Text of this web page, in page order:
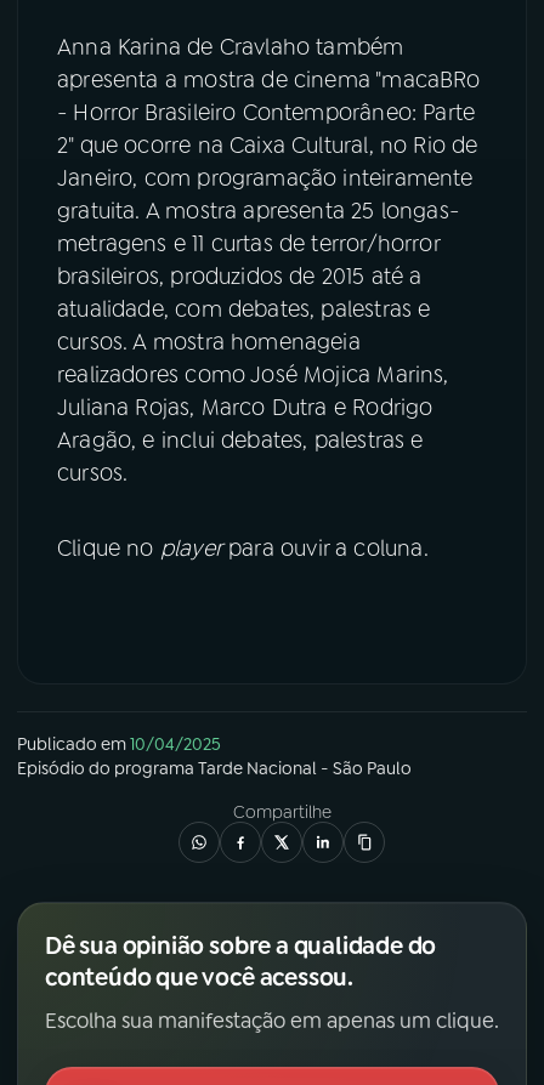
Anna Karina de Cravlaho também
apresenta a mostra de cinema "macaBRo
- Horror Brasileiro Contemporâneo: Parte
2" que ocorre na Caixa Cultural, no Rio de
Janeiro, com programação inteiramente
gratuita. A mostra apresenta 25 longas-
metragens e 11 curtas de terror/horror
brasileiros, produzidos de 2015 até a
atualidade, com debates, palestras e
cursos. A mostra homenageia
realizadores como José Mojica Marins,
Juliana Rojas, Marco Dutra e Rodrigo
Aragão, e inclui debates, palestras e
cursos.
Clique no playerpara ouvir a coluna.
Publicado em10/04/2025
Episódio do programa Tarde Nacional - São Paulo
Compartilhe
Dê sua opinião sobre a qualidade do
conteúdo que você acessou.
Escolha sua manifestação em apenas um clique.